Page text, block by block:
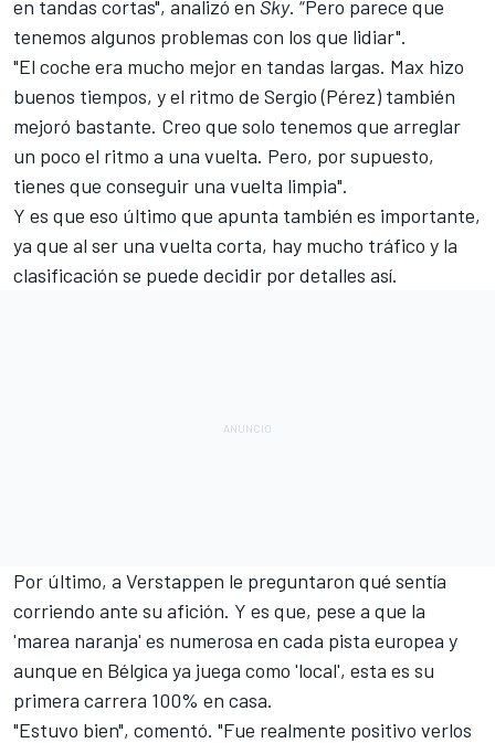
en tandas cortas", analizó en Sky. “Pero parece que
tenemos algunos problemas con los que lidiar".
"El coche era mucho mejor en tandas largas. Max hizo
buenos tiempos, y el ritmo de Sergio (Pérez) también
mejoró bastante. Creo que solo tenemos que arreglar
un poco el ritmo a una vuelta. Pero, por supuesto,
tienes que conseguir una vuelta limpia".
Y es que eso último que apunta también es importante,
ya que al ser una vuelta corta, hay mucho tráfico y la
clasificación se puede decidir por detalles así.
Por último, a Verstappen le preguntaron qué sentía
corriendo ante su afición. Y es que, pese a que la
'marea naranja' es numerosa en cada pista europea y
aunque en Bélgica ya juega como 'local', esta es su
primera carrera 100% en casa.
"Estuvo bien", comentó. "Fue realmente positivo verlos